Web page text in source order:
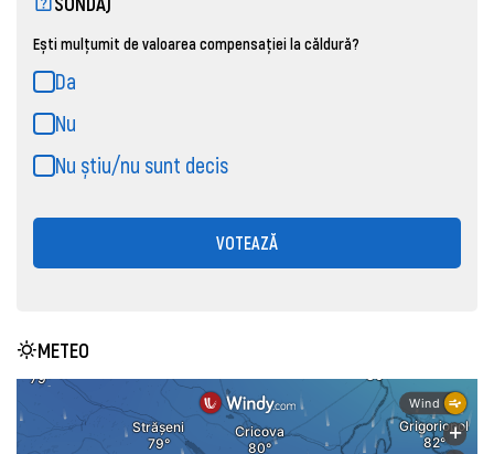
Ești mulțumit de valoarea compensației la căldură?
Da
Nu
Nu știu/nu sunt decis
VOTEAZĂ
METEO